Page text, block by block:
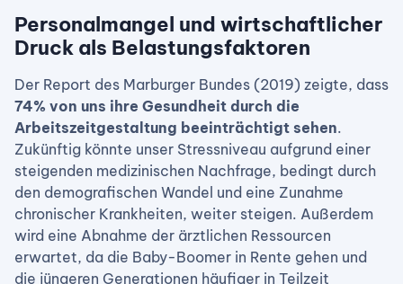
Personalmangel und wirtschaftlicher
Druck als Belastungsfaktoren
Der Report des Marburger Bundes (2019) zeigte, dass
74% von uns ihre Gesundheit durch die
Arbeitszeitgestaltung beeinträchtigt sehen.
Zukünftig könnte unser Stressniveau aufgrund einer
steigenden medizinischen Nachfrage, bedingt durch
den demografischen Wandel und eine Zunahme
chronischer Krankheiten, weiter steigen. Außerdem
wird eine Abnahme der ärztlichen Ressourcen
erwartet, da die Baby-Boomer in Rente gehen und
die jüngeren Generationen häufiger in Teilzeit